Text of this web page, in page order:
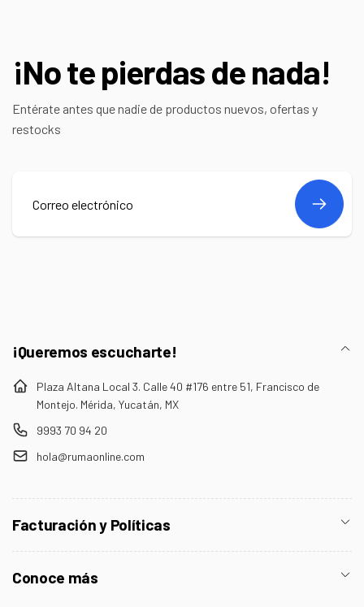
¡No te pierdas de nada!
Entérate antes que nadie de productos nuevos, ofertas y
restocks
Correo
¡Queremos escucharte!
Plaza Altana Local 3. Calle 40 #176 entre 51, Francisco de
Montejo. Mérida, Yucatán, MX
9993 70 94 20
hola@rumaonline.com
Facturación y Políticas
Conoce más